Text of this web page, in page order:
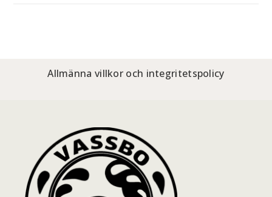
Allmänna villkor och integritetspolicy